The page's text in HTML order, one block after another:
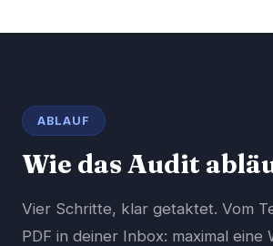
ABLAUF
Wie das Audit
Vier Schritte, klar getaktet. Vom
PDF in deiner Inbox: maximal eine